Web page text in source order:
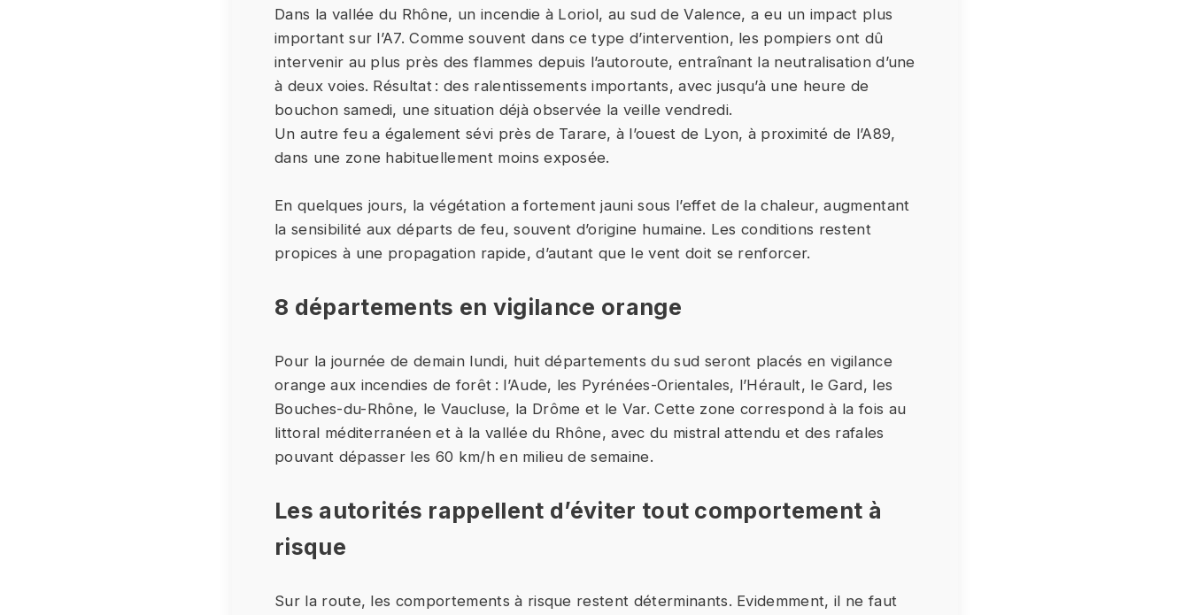
Dans la vallée du Rhône, un incendie à Loriol, au sud de Valence, a eu un impact plus
important sur l’A7. Comme souvent dans ce type d’intervention, les pompiers ont dû
intervenir au plus près des flammes depuis l’autoroute, entraînant la neutralisation d’une
à deux voies. Résultat : des ralentissements importants, avec jusqu’à une heure de
bouchon samedi, une situation déjà observée la veille vendredi.
Un autre feu a également sévi près de Tarare, à l’ouest de Lyon, à proximité de l’A89,
dans une zone habituellement moins exposée.
En quelques jours, la végétation a fortement jauni sous l’effet de la chaleur, augmentant
la sensibilité aux départs de feu, souvent d’origine humaine. Les conditions restent
propices à une propagation rapide, d’autant que le vent doit se renforcer.
8 départements en vigilance orange
Pour la journée de demain lundi, huit départements du sud seront placés en vigilance
orange aux incendies de forêt : l’Aude, les Pyrénées-Orientales, l’Hérault, le Gard, les
Bouches-du-Rhône, le Vaucluse, la Drôme et le Var. Cette zone correspond à la fois au
littoral méditerranéen et à la vallée du Rhône, avec du mistral attendu et des rafales
pouvant dépasser les 60 km/h en milieu de semaine.
Les autorités rappellent d’éviter tout comportement à
risque
Sur la route, les comportements à risque restent déterminants. Evidemment, il ne faut